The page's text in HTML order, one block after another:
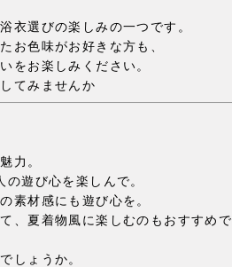
衣選びの楽しみの一つです。
お色味がお好きな方も、
をお楽しみください。
てみませんか
力。
遊び心を楽しんで。
素材感にも遊び心を。
、夏着物風に楽しむのもおすすめで
しょうか。